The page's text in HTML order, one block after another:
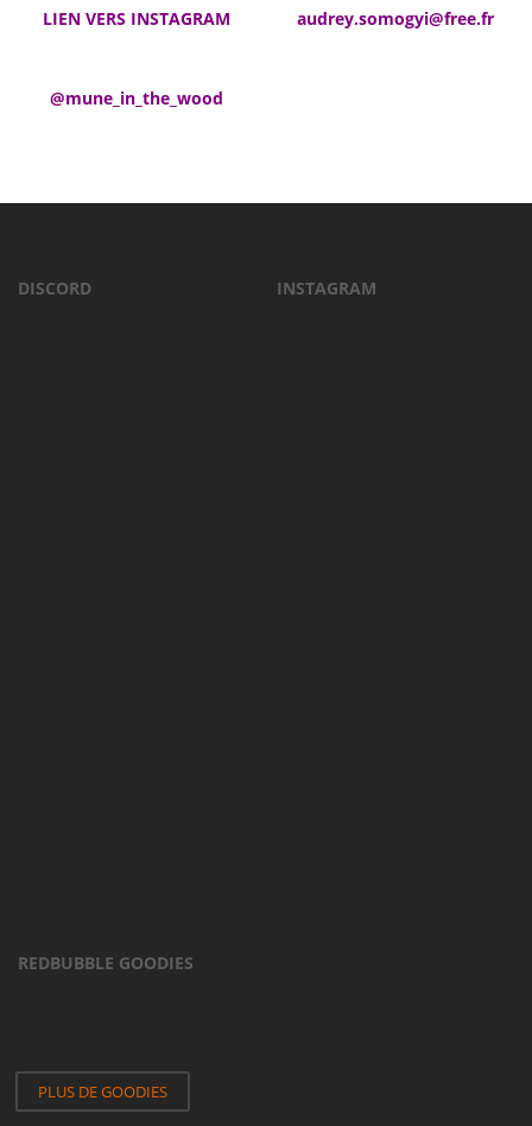
LIEN VERS INSTAGRAM audrey.somogyi@free.fr
@mune_in_the_wood
DISCORD INSTAGRAM
REDBUBBLE GOODIES
PLUS DE GOODIES